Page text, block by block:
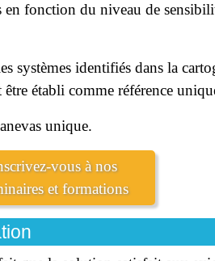
fonction du niveau de
systèmes identifiés dans la
établi comme référence
unique.
vous à nos
et formations